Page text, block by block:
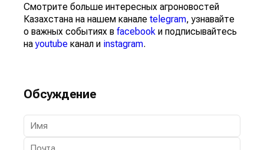
Смотрите больше интересных агроновостей
Казахстана на нашем канале telegram, узнавайте
о важных событиях в facebook и подписывайтесь
наyoutube канал и instagram.
Обсуждение